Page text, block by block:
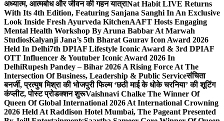
अध्यात्म, आत्मबोध और जीवन की गहन यात्राNat Habit LIVE Returns
With Its 4th Edition, Featuring Sanjana Sanghi In An Exclusive
Look Inside Fresh Ayurveda KitchenAAFT Hosts Engaging
Mental Health Workshop By Aruna Babbar At Marwah
StudiosKalyanji Jana’s 5th Bharat Gaurav Icon Award 2026
Held In Delhi7th DPIAF Lifestyle Iconic Award & 3rd DPIAF
OTT Influencer & Youtuber Iconic Award 2026 In
DelhiRupesh Pandey – Bihar 2026 A Rising Force At The
Intersection Of Business, Leadership & Public Serviceसंचिता
बनर्जी, प्रत्युष मिश्रा की भोजपुरी फिल्म ‘छठी माई के धोके चरनिया’ की शूटिंग
कंप्लीट, पोस्ट प्रोडक्शन शुरूVaishnavi Chalke The Winner Of
Queen Of Global International 2026 At International Crowning
2026 Held At Raddison Hotel Mumbai, The Pageant Presented